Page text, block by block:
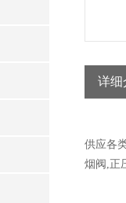
详细
供应各
烟阀,正